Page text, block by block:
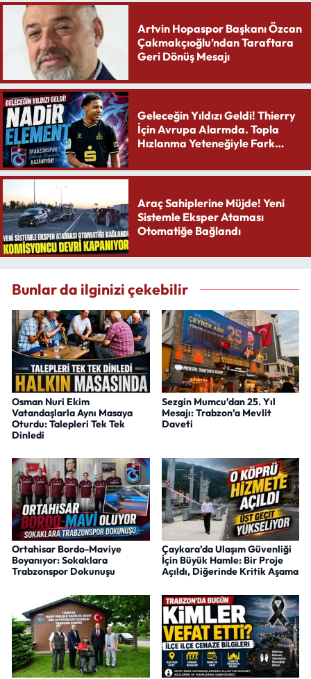
Artvin Hopaspor Başkanı Özcan
Çakmakçıoğlu’ndan Taraftara
Geri Dönüş Mesajı
Geleceğin Yıldızı Geldi! Thierry
İçin Avrupa Alarmda. Topla
Hızlanma Yeteneğiyle Fark
Araç Sahiplerine Müjde! Yeni
Sistemle Eksper Ataması
Otomatiğe Bağlandı
Bunlar da ilginizi çekebilir
Osman Nuri Ekim
Vatandaşlarla Aynı Masaya
Oturdu: Talepleri Tek Tek
Dinledi
Sezgin Mumcu’dan 25. Yıl
Mesajı: Trabzon’a Mevlit
Daveti
Ortahisar Bordo-Maviye
Boyanıyor: Sokaklara
Trabzonspor Dokunuşu
Çaykara’da Ulaşım Güvenliği
İçin Büyük Hamle: Bir Proje
Açıldı, Diğerinde Kritik Aşama